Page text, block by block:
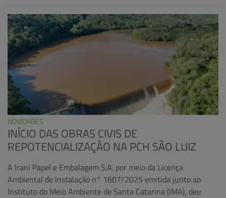
NOVIDADES
INÍCIO DAS OBRAS CIVIS DE
REPOTENCIALIZAÇÃO NA PCH SÃO LUIZ
A Irani Papel e Embalagem S.A. por meio da Licença
Ambiental de Instalação n° 1607/2025 emitida junto ao
Instituto do Meio Ambiente de Santa Catarina (IMA), deu